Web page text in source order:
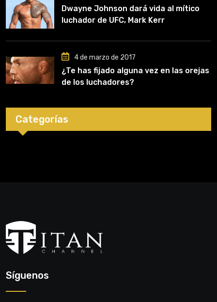
Dwayne Johnson dará vida al mítico
luchador de UFC, Mark Kerr
4 de marzo de 2017
¿Te has fijado alguna vez en las orejas
de los luchadores?
Categorías
Síguenos